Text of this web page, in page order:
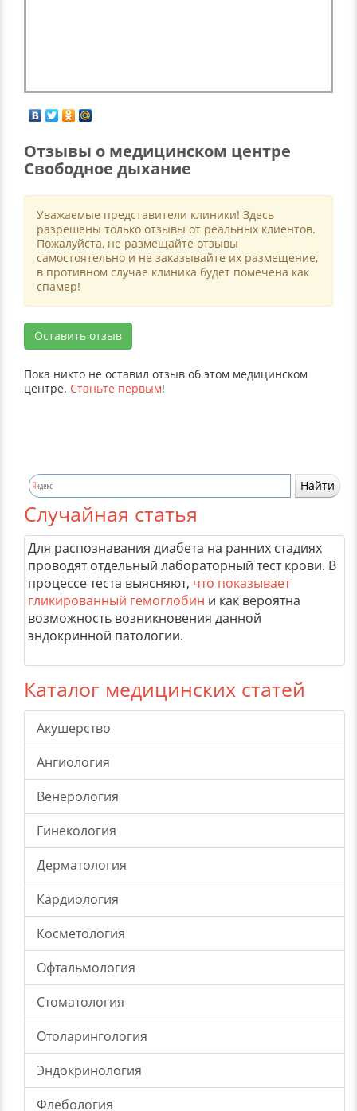
Отзывы о медицинском центре
Свободное дыхание
Уважаемые представители клиники! Здесь
разрешены только отзывы от реальных клиентов.
Пожалуйста, не размещайте отзывы
самостоятельно и не заказывайте их размещение,
в противном случае клиника будет помечена как
спамер!
Оставить отзыв
Пока никто не оставил отзыв об этом медицинском
центре. Станьте первым!
Случайная статья
Для распознавания диабета на ранних стадиях
проводят отдельный лабораторный тест крови. В
процессе теста выясняют, что показывает
гликированный гемоглобин и как вероятна
возможность возникновения данной
эндокринной патологии.
Каталог медицинских статей
Акушерство
Ангиология
Венерология
Гинекология
Дерматология
Кардиология
Косметология
Офтальмология
Стоматология
Отоларингология
Эндокринология
Флебология